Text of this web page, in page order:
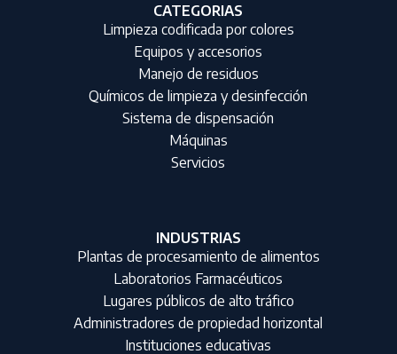
CATEGORIAS
Limpieza codificada por colores
Equipos y accesorios
Manejo de residuos
Químicos de limpieza y desinfección
Sistema de dispensación
Máquinas
Servicios
INDUSTRIAS
Plantas de procesamiento de alimentos
Laboratorios Farmacéuticos
Lugares públicos de alto tráfico
Administradores de propiedad horizontal
Instituciones educativas